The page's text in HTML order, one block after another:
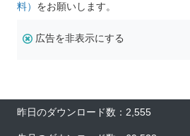
料） をお願いします。
広告を非表示にする
昨日のダウンロード数：2,555